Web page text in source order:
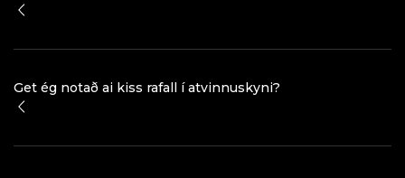
Get ég notað ai kiss rafall í atvinnuskyni?